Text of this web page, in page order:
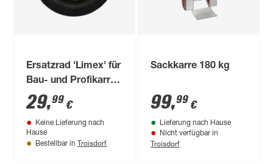
Ersatzrad 'Limex' für
Bau- und Profikarre
4,0 x 8 Zoll
29,99 €
Keine Lieferung nach
Hause
Bestellbar in Troisdorf
Sackkarre 180 kg
99,99 €
Lieferung nach Hause
Nicht verfügbar in
Troisdorf